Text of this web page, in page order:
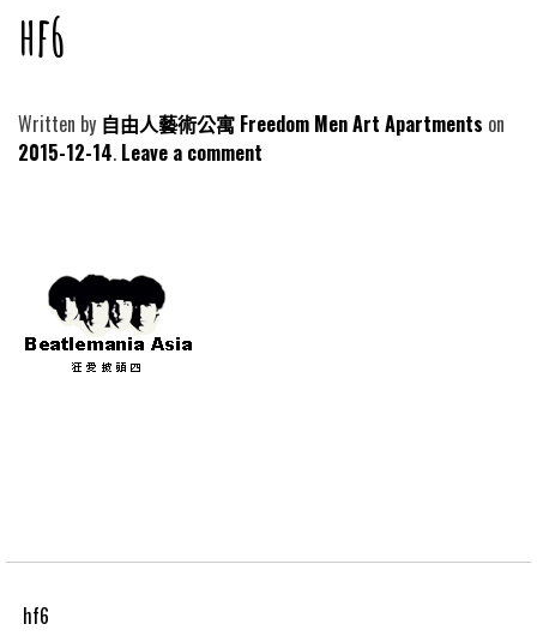
hf6
Written by 自由人藝術公寓 Freedom Men Art Apartments
2015-12-14 Leave a comment
hf6